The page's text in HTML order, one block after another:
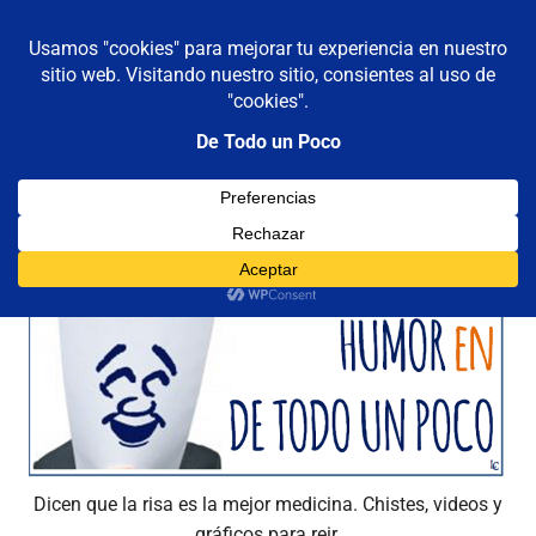
contenido
De todo un poco
Reflexiones,
Viajes
MENÚ
Categoría:Humor
Dicen que la risa es la mejor medicina. Chistes, videos y